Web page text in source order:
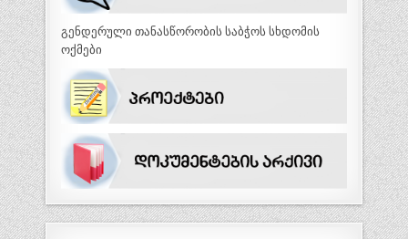
გენდერული თანასწორობის საბჭოს სხდომის
ოქმები